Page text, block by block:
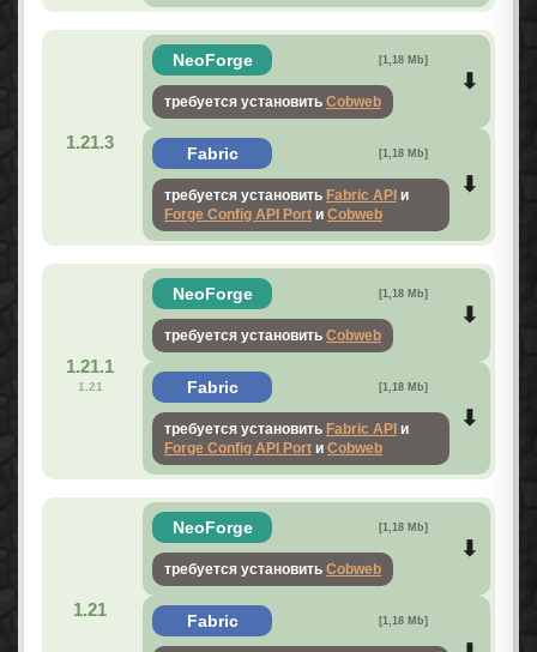
1.21.3
NeoForge [1,18 Mb]
требуется установить Cobweb
Fabric [1,18 Mb]
требуется установить Fabric API и
Forge Config API Port и Cobweb
1.21.1
1.21
NeoForge [1,18 Mb]
требуется установить Cobweb
Fabric [1,18 Mb]
требуется установить Fabric API и
Forge Config API Port и Cobweb
1.21
NeoForge [1,18 Mb]
требуется установить Cobweb
Fabric [1,18 Mb]